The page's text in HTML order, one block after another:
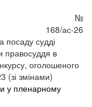
№
168/ас-26
посаду судді
правосуддя в
оголошеного
(зі змінами)
у пленарному